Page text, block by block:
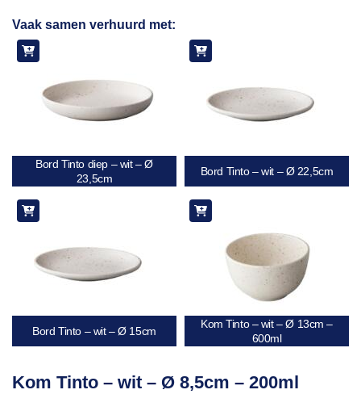
Vaak samen verhuurd met:
Bord Tinto diep – wit – Ø
23,5cm
Bord Tinto – wit – Ø 22,5cm
Bord Tinto – wit – Ø 15cm
Kom Tinto – wit – Ø 13cm –
600ml
Kom Tinto – wit – Ø 8,5cm – 200ml